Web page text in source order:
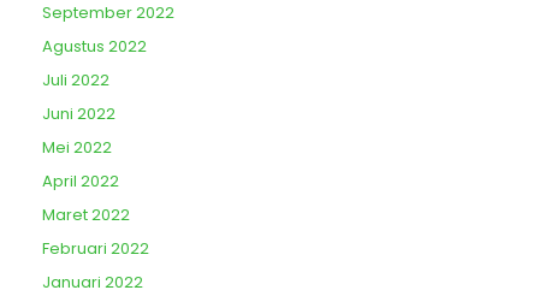
September 2022
Agustus 2022
Juli 2022
Juni 2022
Mei 2022
April 2022
Maret 2022
Februari 2022
Januari 2022